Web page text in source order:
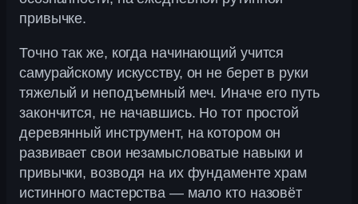
привычке.
Точно так же, когда начинающий учится
самурайскому искусству, он не берет в руки
тяжелый и неподъемный меч. Иначе его путь
закончится, не начавшись. Но тот простой
деревянный инструмент, на котором он
развивает свои незамысловатые навыки и
привычки, возводя на их фундаменте храм
истинного мастерства — мало кто назовёт